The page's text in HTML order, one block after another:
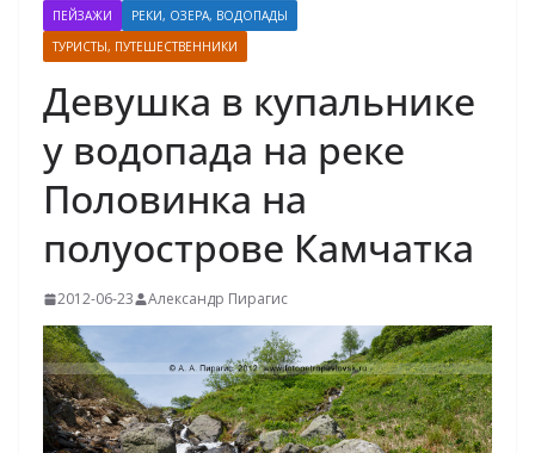
ПЕЙЗАЖИ
РЕКИ, ОЗЕРА, ВОДОПАДЫ
ТУРИСТЫ, ПУТЕШЕСТВЕННИКИ
Девушка в купальнике
у водопада на реке
Половинка на
полуострове Камчатка
2012-06-23 Александр Пирагис